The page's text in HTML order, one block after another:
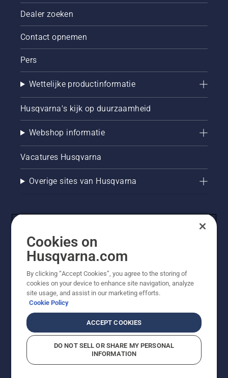
Dealer zoeken
Contact opnemen
Pers
Wettelijke productinformatie
Husqvarna's kijk op duurzaamheid
Webshop informatie
Vacatures Husqvarna
Overige sites van Husqvarna
© Husqvarna AB (publ). Alle rechten voorbehouden. De
getoonde prijzen zijn consumentenadviesprijzen. Alle
tenzij het product beschikbaar is voor directe aankoop.
Cookiebeleid
Imprint
Meld vermoedelijke schendingen
Cookies on
Husqvarna.com
By clicking “Accept Cookies”, you agree to the storing of
cookies on your device to enhance site navigation, analyze
site usage, and assist in our marketing efforts.
Cookie Policy
ACCEPT COOKIES
DO NOT SELL OR SHARE MY PERSONAL
INFORMATION